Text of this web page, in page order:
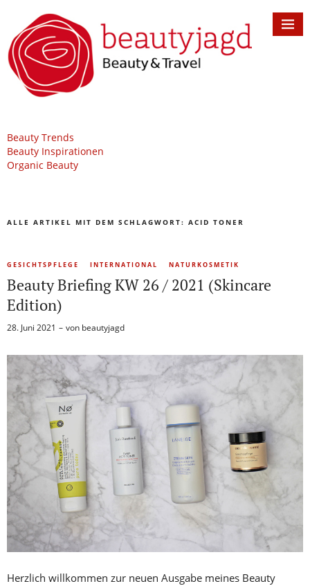
Beauty Trends
Beauty Inspirationen
Organic Beauty
ALLE ARTIKEL MIT DEM SCHLAGWORT: ACID TONER
GESICHTSPFLEGE INTERNATIONAL NATURKOSMETIK
Beauty Briefing KW 26 / 2021 (Skincare
Edition)
28. Juni 2021 von beautyjagd
Herzlich willkommen zur neuen Ausgabe meines Beauty